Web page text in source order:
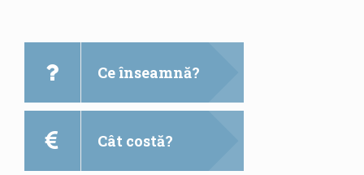
Ce înseamnă?
Cât costă?